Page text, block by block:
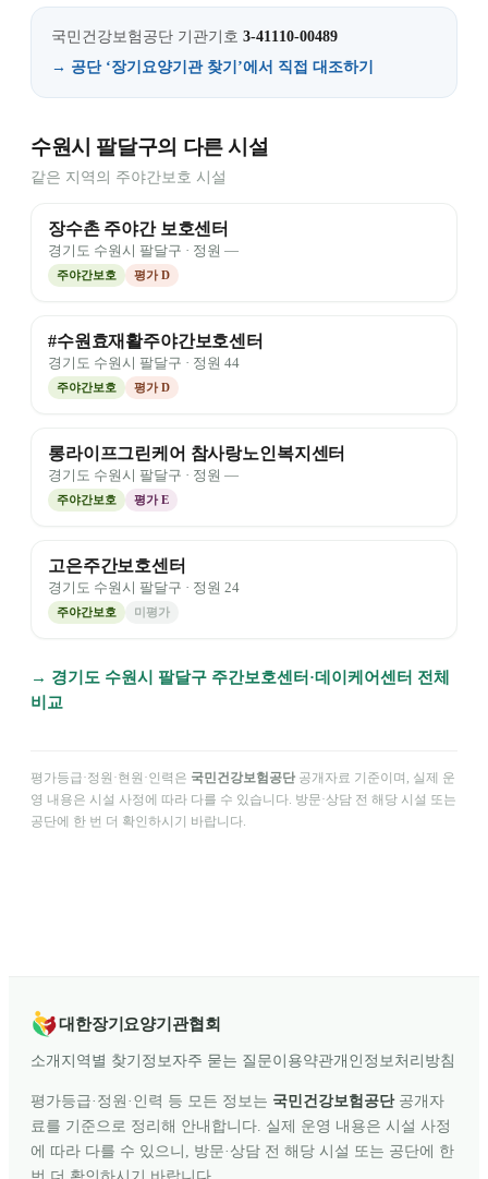
국민건강보험공단 기관기호 3-41110-00489
→ 공단 ‘장기요양기관 찾기’에서 직접 대조하기
수원시 팔달구의 다른 시설
같은 지역의 주야간보호 시설
장수촌 주야간 보호센터
경기도 수원시 팔달구 · 정원 —
주야간보호 평가D
#수원효재활주야간보호센터
경기도 수원시 팔달구 · 정원 44
주야간보호 평가D
롱라이프그린케어 참사랑노인복지센터
경기도 수원시 팔달구 · 정원 —
주야간보호 평가E
고은주간보호센터
경기도 수원시 팔달구 · 정원 24
주야간보호 미평가
→ 경기도 수원시 팔달구 주간보호센터·데이케어센터 전체
비교
평가등급·정원·현원·인력은 국민건강보험공단 공개자료 기준이며, 실제 운
영 내용은 시설 사정에 따라 다를 수 있습니다. 방문·상담 전 해당 시설 또는
공단에 한 번 더 확인하시기 바랍니다.
대한장기요양기관협회
소개 지역별 찾기 정보자주 묻는 질문이용약관개인정보처리방침
평가등급·정원·인력 등 모든 정보는 국민건강보험공단공개자
료를 기준으로 정리해 안내합니다. 실제 운영 내용은 시설 사정
에 따라 다를 수 있으니, 방문·상담 전 해당 시설 또는 공단에 한